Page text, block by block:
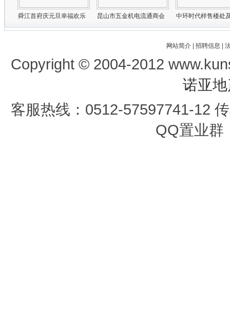
网站简介| 招聘信息
Copyright © 2004-2012
诺亚
客服热线：0512-57597741-12
QQ置业